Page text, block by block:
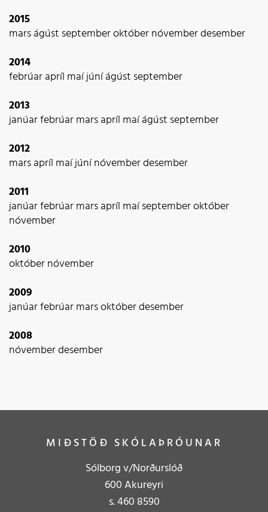
2015
marságúst septemberoktóbernóvemberdesember
2014
febrúarapríl maíjúníágúst september
2013
janúarfebrúarmarsapríl maíágúst september
2012
marsapríl maíjúnínóvemberdesember
2011
janúarfebrúarmarsapríl maíseptemberoktóber
nóvember
2010
októbernóvember
2009
janúarfebrúarmarsoktóberdesember
2008
nóvemberdesember
MIÐSTÖÐ SKÓLAÞRÓUNAR
Sólborg v/Norðurslóð
600 Akureyri
s.460 8590